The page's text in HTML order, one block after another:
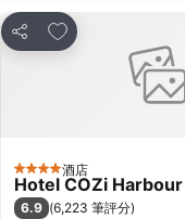
分享
放到收藏夾
4 星級 酒店
Hotel COZi
6.9 (6,223 筆評分)